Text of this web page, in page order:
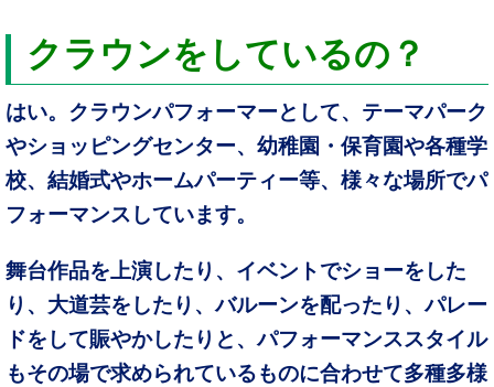
クラウンをしているの？
はい。クラウンパフォーマーとして、テーマパーク
やショッピングセンター、幼稚園・保育園や各種学
校、結婚式やホームパーティー等、様々な場所でパ
フォーマンスしています。
舞台作品を上演したり、イベントでショーをした
り、大道芸をしたり、バルーンを配ったり、パレー
ドをして賑やかしたりと、パフォーマンススタイル
もその場で求められているものに合わせて多種多様